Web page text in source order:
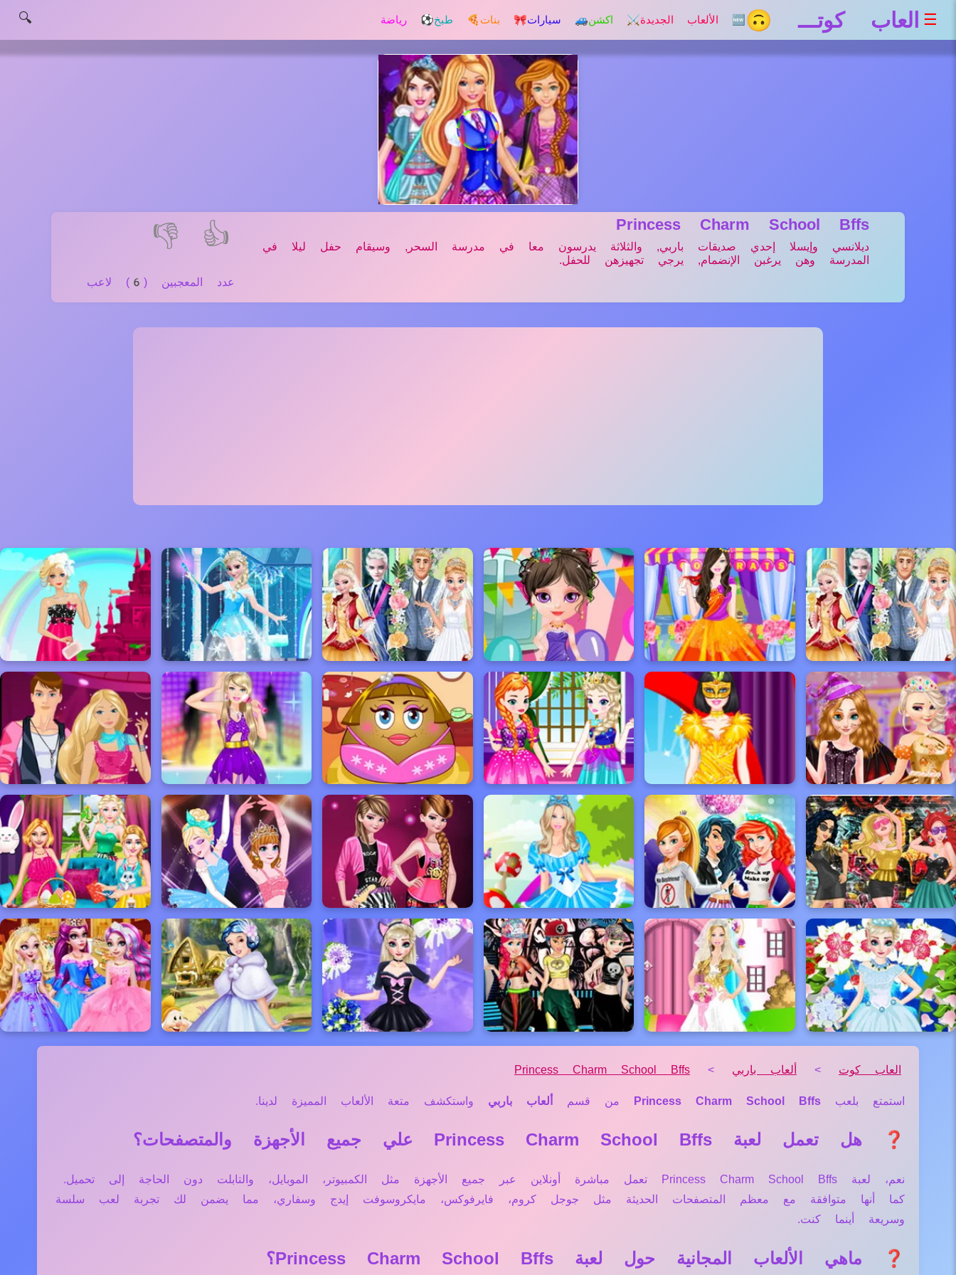
☰ العاب كوتـــ 🙃 🆕 الألعاب الجديدة ⚔️ اكشن🚙 سيارات🎀 بنات 🍕 طبخ⚽ رياضة 🔍
👍
👎
عدد المعجبين (6) لاعب
Princess Charm School Bffs
ديلانسي وإيسلا إحدي صديقات باربي, والثلاثة يدرسون معا في مدرسة السحر, وسيقام حفل ليلا في
المدرسة وهن يرغبن الإنضمام, يرجي تجهيزهن للحفل.
العاب كوت > ألعاب باربي >
Princess Charm School Bffs
استمتع بلعب Princess Charm School Bffs من قسم ألعاب باربي واستكشف متعة الألعاب المميزة لدينا.
❓ هل تعمل لعبة Princess Charm School Bffs علي جميع الأجهزة والمتصفحات؟
نعم، لعبة Princess Charm School Bffs تعمل مباشرة أونلاين عبر جميع الأجهزة مثل الكمبيوتر، الموبايل، والتابلت دون الحاجة إلى تحميل.
كما أنها متوافقة مع معظم المتصفحات الحديثة مثل جوجل كروم، فايرفوكس، مايكروسوفت إيدج وسفاري، مما يضمن لك تجربة لعب سلسة
وسريعة أينما كنت.
❓ ماهي الألعاب المجانية حول لعبة Princess Charm School Bffs؟